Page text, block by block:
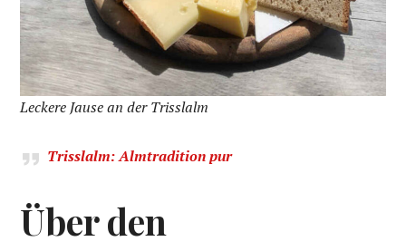
Leckere Jause an der Trisslalm
Trisslalm: Almtradition pur
Über den